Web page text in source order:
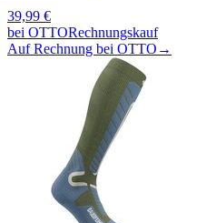
39,99 €
bei OTTORechnungskauf
Auf Rechnung bei OTTO →